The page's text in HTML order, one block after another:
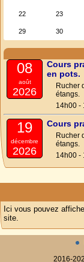
22 23
29 30
08
août
2026
Cours
en pots.
Rucher
étangs.
14h00 -
19
décembre
2026
Cours
Rucher
étangs.
14h00 -
Ici vous pouvez
site.
2016-